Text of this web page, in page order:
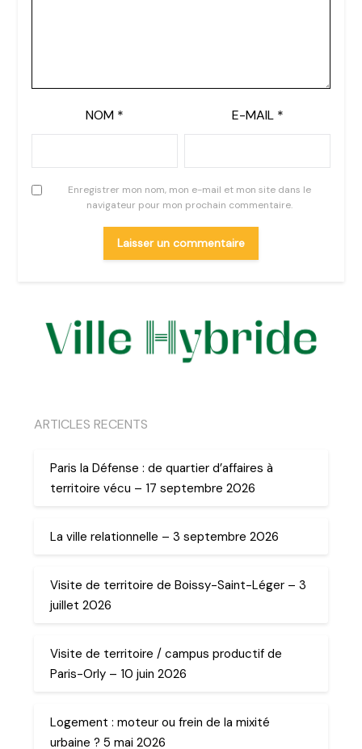
NOM * E-MAIL *
Enregistrer mon nom, mon e-mail et mon site dans le
navigateur pour mon prochain commentaire.
ARTICLES RECENTS
Paris la Défense : de quartier d’affaires à
territoire vécu – 17 septembre 2026
La ville relationnelle – 3 septembre 2026
Visite de territoire de Boissy-Saint-Léger – 3
juillet 2026
Visite de territoire / campus productif de
Paris-Orly – 10 juin 2026
Logement : moteur ou frein de la mixité
urbaine ? 5 mai 2026